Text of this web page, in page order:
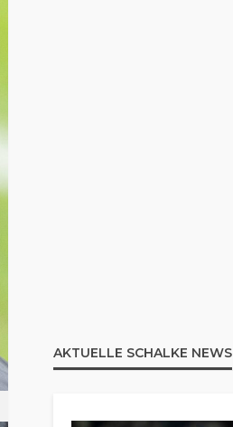
AKTUELLE SCHALKE NEWS